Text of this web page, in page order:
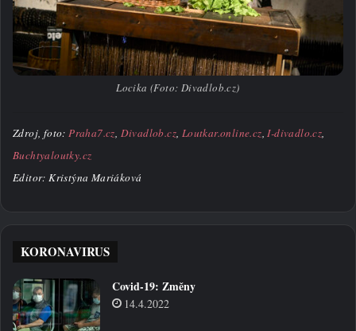
Locika (Foto: Divadlob.cz)
Zdroj, foto: Praha7.cz Divadlob.cz Loutkar.online.cz I-divadlo.cz
Buchtyaloutky.cz
Editor: Kristýna Mariáková
KORONAVIRUS
Covid-19: Změny
14.4.2022